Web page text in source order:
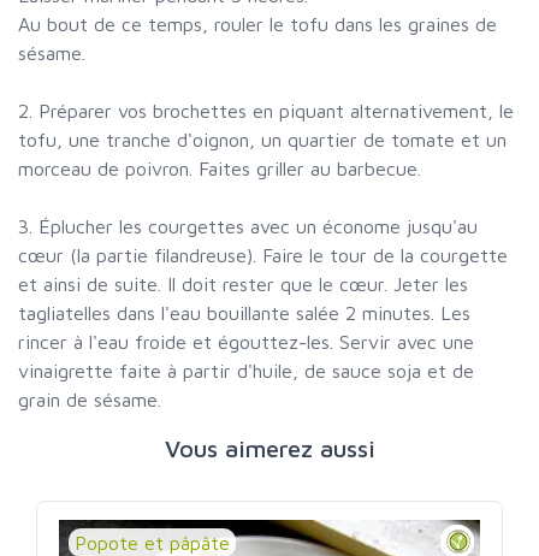
Au bout de ce temps, rouler le tofu dans les graines de
sésame.
2. Préparer vos brochettes en piquant alternativement, le
tofu, une tranche d'oignon, un quartier de tomate et un
morceau de poivron. Faites griller au barbecue.
3. Éplucher les courgettes avec un économe jusqu'au
cœur (la partie filandreuse). Faire le tour de la courgette
et ainsi de suite. Il doit rester que le cœur. Jeter les
tagliatelles dans l'eau bouillante salée 2 minutes. Les
rincer à l'eau froide et égouttez-les. Servir avec une
vinaigrette faite à partir d'huile, de sauce soja et de
grain de sésame.
Vous aimerez aussi
Popote et pâpâte